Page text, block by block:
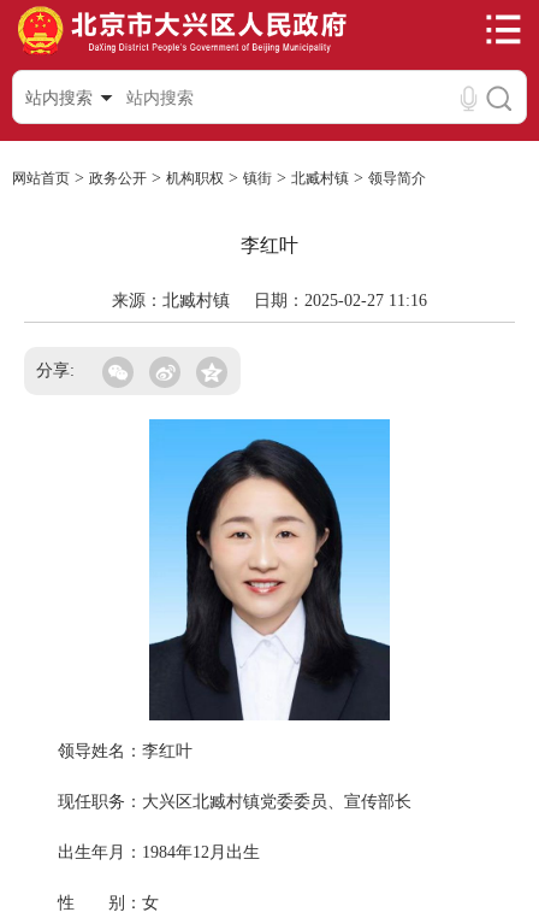
站内搜索
网站首页 > 政务公开 > 机构职权 > 镇街 > 北臧村镇 > 领导简介
李红叶
来源：北臧村镇 日期：2025-02-27 11:16
分享:
领导姓名：李红叶
现任职务：大兴区北臧村镇党委委员、宣传部长
出生年月：1984年12月出生
性 别：女